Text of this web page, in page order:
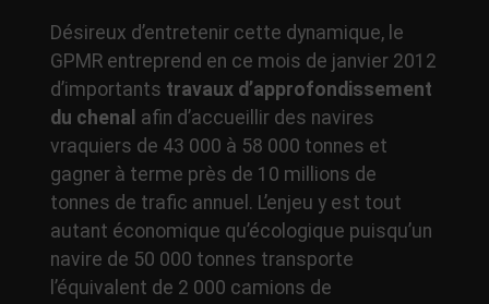
Désireux d’entretenir cette dynamique, le
GPMR entreprend en ce mois de janvier 2012
d’importants travaux d’approfondissement
du chenal afin d’accueillir des navires
vraquiers de 43 000 à 58 000 tonnes et
gagner à terme près de 10 millions de
tonnes de trafic annuel. L’enjeu y est tout
autant économique qu’écologique puisqu’un
navire de 50 000 tonnes transporte
l’équivalent de 2 000 camions de